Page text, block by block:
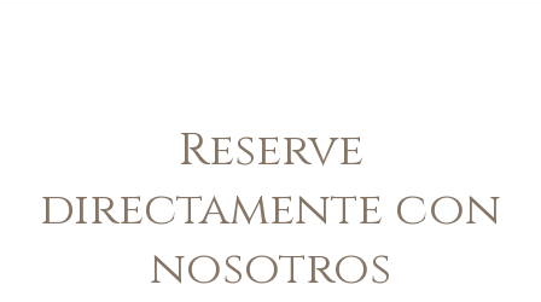
Reserve
directamente con
nosotros